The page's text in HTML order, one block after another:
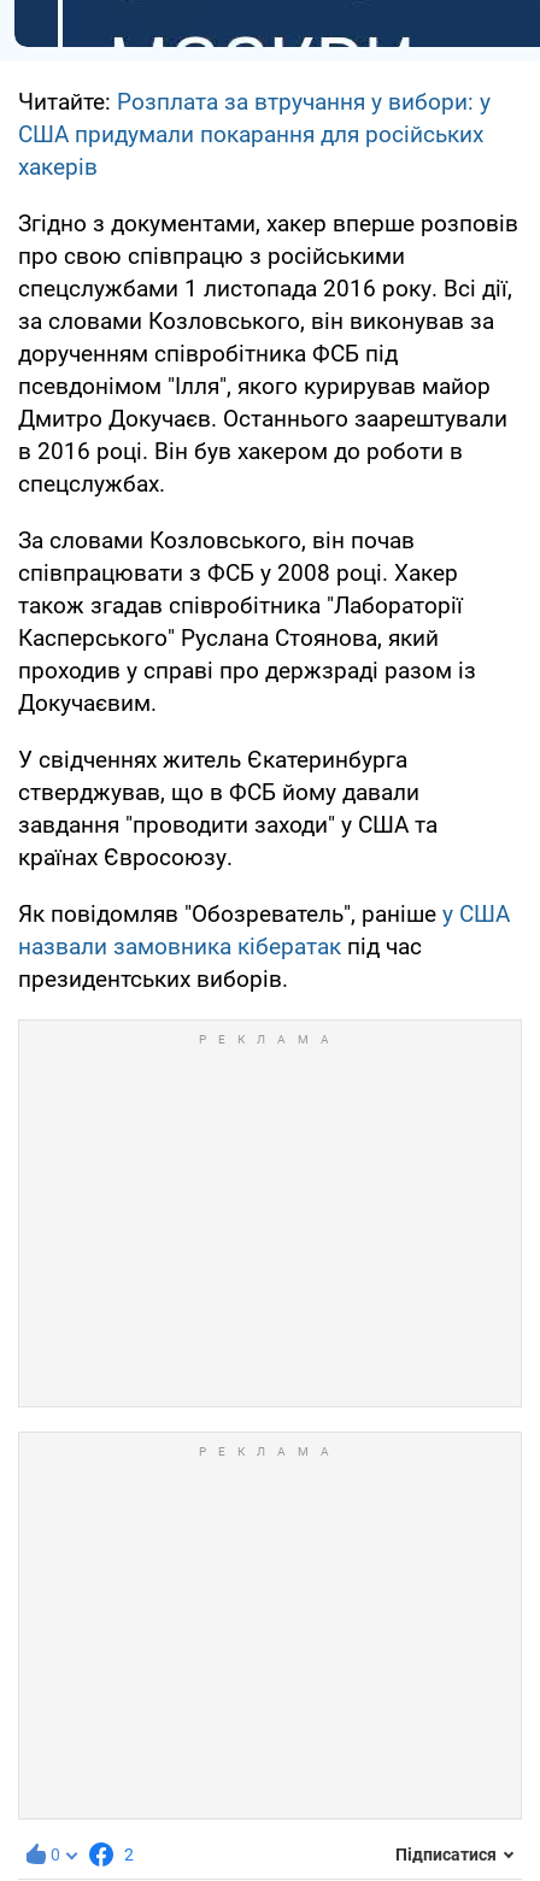
Читайте: Розплата за втручання у вибори: у
США придумали покарання для російських
хакерів
Згідно з документами, хакер вперше розповів
про свою співпрацю з російськими
спецслужбами 1 листопада 2016 року. Всі дії,
за словами Козловського, він виконував за
дорученням співробітника ФСБ під
псевдонімом "Ілля", якого курирував майор
Дмитро Докучаєв. Останнього заарештували
в 2016 році. Він був хакером до роботи в
спецслужбах.
За словами Козловського, він почав
співпрацювати з ФСБ у 2008 році. Хакер
також згадав співробітника "Лабораторії
Касперського" Руслана Стоянова, який
проходив у справі про держзраді разом із
Докучаєвим.
У свідченнях житель Єкатеринбурга
стверджував, що в ФСБ йому давали
завдання "проводити заходи" у США та
країнах Євросоюзу.
Як повідомляв "Обозреватель", раніше у США
назвали замовника кібератак під час
президентських виборів.
0 2 Підписатися